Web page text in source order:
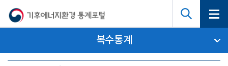
복수통계